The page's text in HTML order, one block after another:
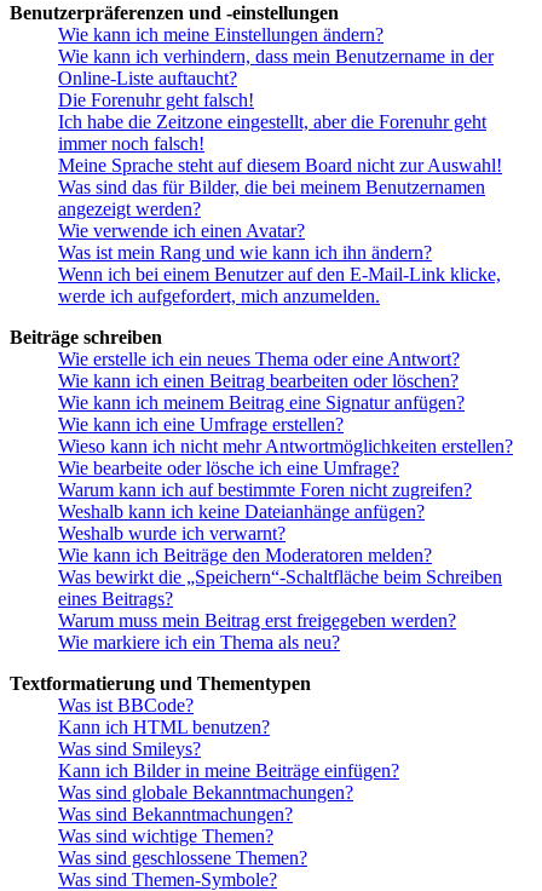
Benutzerpräferenzen und -einstellungen
Wie kann ich meine Einstellungen ändern?
Wie kann ich verhindern, dass mein Benutzername in der
Online-Liste auftaucht?
Die Forenuhr geht falsch!
Ich habe die Zeitzone eingestellt, aber die Forenuhr geht
immer noch falsch!
Meine Sprache steht auf diesem Board nicht zur Auswahl!
Was sind das für Bilder, die bei meinem Benutzernamen
angezeigt werden?
Wie verwende ich einen Avatar?
Was ist mein Rang und wie kann ich ihn ändern?
Wenn ich bei einem Benutzer auf den E-Mail-Link klicke,
werde ich aufgefordert, mich anzumelden.
Beiträge schreiben
Wie erstelle ich ein neues Thema oder eine Antwort?
Wie kann ich einen Beitrag bearbeiten oder löschen?
Wie kann ich meinem Beitrag eine Signatur anfügen?
Wie kann ich eine Umfrage erstellen?
Wieso kann ich nicht mehr Antwortmöglichkeiten erstellen?
Wie bearbeite oder lösche ich eine Umfrage?
Warum kann ich auf bestimmte Foren nicht zugreifen?
Weshalb kann ich keine Dateianhänge anfügen?
Weshalb wurde ich verwarnt?
Wie kann ich Beiträge den Moderatoren melden?
Was bewirkt die „Speichern“-Schaltfläche beim Schreiben
eines Beitrags?
Warum muss mein Beitrag erst freigegeben werden?
Wie markiere ich ein Thema als neu?
Textformatierung und Thementypen
Was ist BBCode?
Kann ich HTML benutzen?
Was sind Smileys?
Kann ich Bilder in meine Beiträge einfügen?
Was sind globale Bekanntmachungen?
Was sind Bekanntmachungen?
Was sind wichtige Themen?
Was sind geschlossene Themen?
Was sind Themen-Symbole?